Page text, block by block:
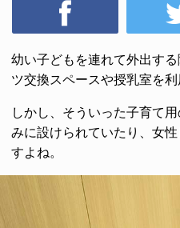
幼い子どもを連れて外出す
ツ交換スペースや授乳室を利
しかし、そういった子育て
みに設けられていたり、女
すよね。